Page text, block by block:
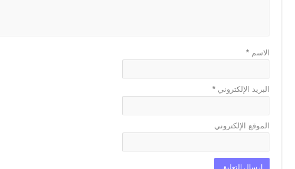
الاسم*
البريد الإلكتروني*
الموقع الإلكتروني